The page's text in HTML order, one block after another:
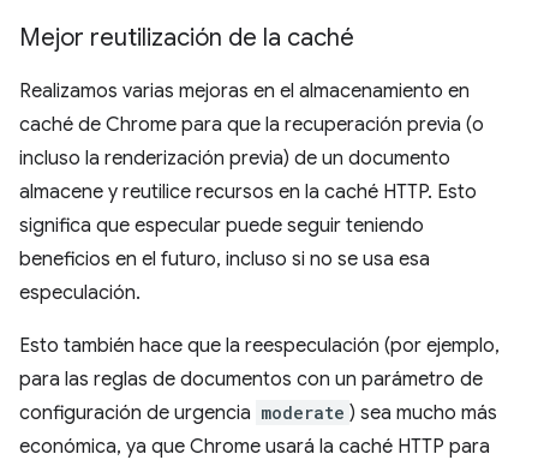
Mejor reutilización de la caché
Realizamos varias mejoras en el almacenamiento en
caché de Chrome para que la recuperación previa (o
incluso la renderización previa) de un documento
almacene y reutilice recursos en la caché HTTP. Esto
significa que especular puede seguir teniendo
beneficios en el futuro, incluso si no se usa esa
especulación.
Esto también hace que la reespeculación (por ejemplo,
para las reglas de documentos con un parámetro de
configuración de urgencia moderate ) sea mucho más
económica, ya que Chrome usará la caché HTTP para